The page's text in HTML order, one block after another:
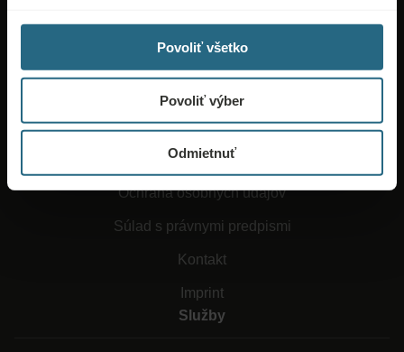
Povoliť všetko
Povoliť výber
Odmietnuť
O Ensane
Všeobecné obchodné podmienky
Práca a kariéra
Ochrana osobných údajov
Súlad s právnymi predpismi
Kontakt
Imprint
Služby